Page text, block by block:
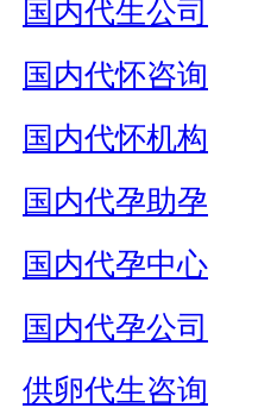
国内代生公司
国内代怀咨询
国内代怀机构
国内代孕助孕
国内代孕中心
国内代孕公司
供卵代生咨询